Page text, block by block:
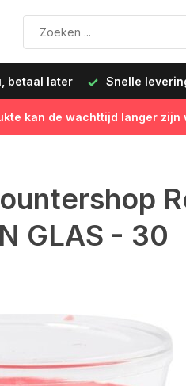
betaal later Snelle
kan de wachttijd langer
GLAS - 30